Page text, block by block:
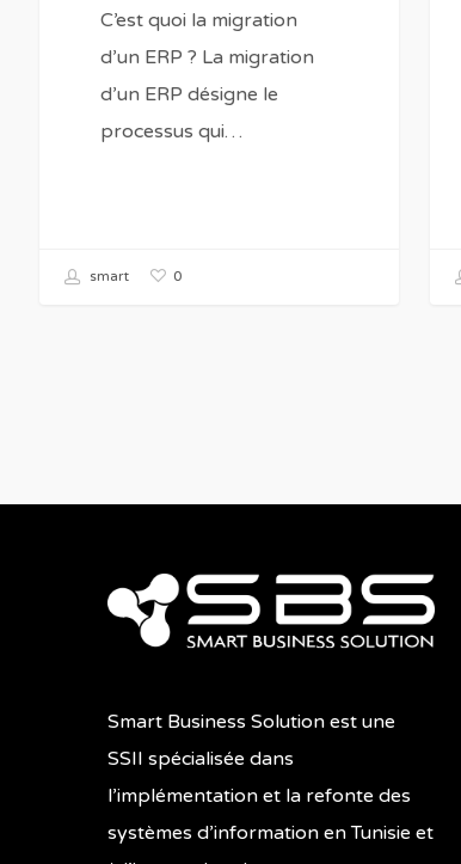
C’est quoi la migration
d’un ERP ? La migration
d’un ERP désigne le
processus qui…
smart 0
Smart Business Solution est une
SSII spécialisée dans
l’implémentation et la refonte des
systèmes d’information en Tunisie et